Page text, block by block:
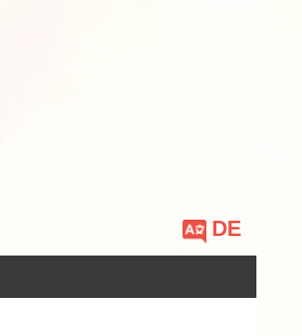
Sprache
auswählen